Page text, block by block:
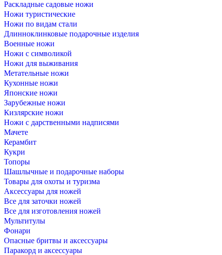
Раскладные садовые ножи
Ножи туристические
Ножи по видам стали
Длинноклинковые подарочные изделия
Военные ножи
Ножи с символикой
Ножи для выживания
Метательные ножи
Кухонные ножи
Японские ножи
Зарубежные ножи
Кизлярские ножи
Ножи с дарственными надписями
Мачете
Керамбит
Кукри
Топоры
Шашлычные и подарочные наборы
Товары для охоты и туризма
Аксессуары для ножей
Все для заточки ножей
Все для изготовления ножей
Мультитулы
Фонари
Опасные бритвы и аксессуары
Паракорд и аксессуары